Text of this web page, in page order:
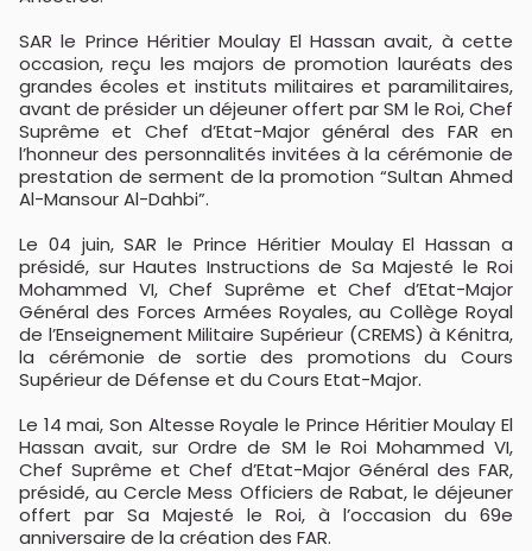
SAR le Prince Héritier Moulay El Hassan avait, à cette
occasion, reçu les majors de promotion lauréats des
grandes écoles et instituts militaires et paramilitaires,
avant de présider un déjeuner offert par SM le Roi, Chef
Suprême et Chef d’Etat-Major général des FAR en
l’honneur des personnalités invitées à la cérémonie de
prestation de serment de la promotion “Sultan Ahmed
Al-Mansour Al-Dahbi”.
Le 04 juin, SAR le Prince Héritier Moulay El Hassan a
présidé, sur Hautes Instructions de Sa Majesté le Roi
Mohammed VI, Chef Suprême et Chef d’Etat-Major
Général des Forces Armées Royales, au Collège Royal
de l’Enseignement Militaire Supérieur (CREMS) à Kénitra,
la cérémonie de sortie des promotions du Cours
Supérieur de Défense et du Cours Etat-Major.
Le 14 mai, Son Altesse Royale le Prince Héritier Moulay El
Hassan avait, sur Ordre de SM le Roi Mohammed VI,
Chef Suprême et Chef d’Etat-Major Général des FAR,
présidé, au Cercle Mess Officiers de Rabat, le déjeuner
offert par Sa Majesté le Roi, à l’occasion du 69e
anniversaire de la création des FAR.